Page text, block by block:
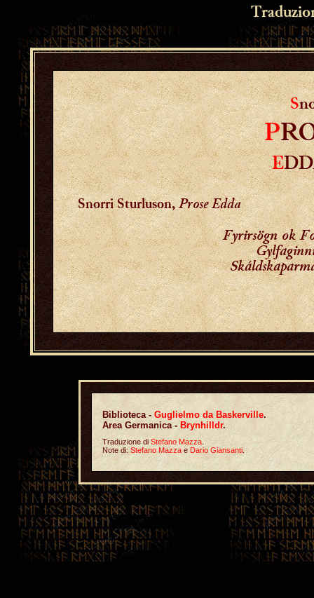
S
P
E
Snorri Sturluson,Prose Edda
Fyrirsögn ok
Biblioteca -Guglielmo da Baskerville.
Area Germanica - Brynhilldr.
Traduzione diStefano Mazza
Note di:Stefano Mazza eDario Giansanti.